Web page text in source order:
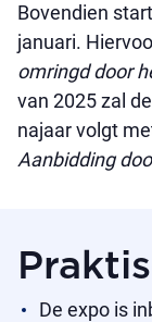
Bovendien
januari.
omringd door
van 2025 zal
najaar volgt
Aanbidding
De expo is